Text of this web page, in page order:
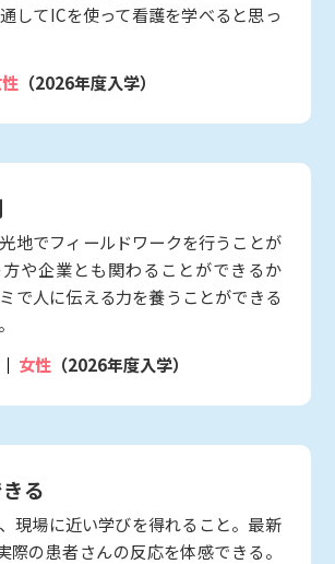
してICを使って看護を学べると思っ
（2026年度入学）
地でフィールドワークを行うことが
や企業とも関わることができるか
で人に伝える力を養うことができる
女性 （2026年度入学）
る
現場に近い学びを得れること。最新
際の患者さんの反応を体感できる。